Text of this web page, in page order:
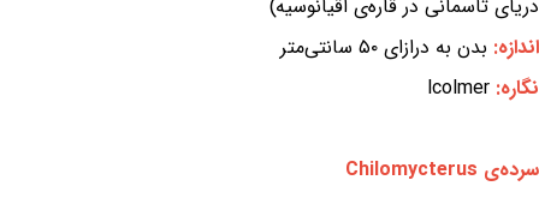
دریای تاسمانی در قاره‌ی اقیانوسیه)
اندازه: بدن به درازای ۵۰ سانتی‌متر
نگاره: lcolmer
سرده‌ی Chilomycterus